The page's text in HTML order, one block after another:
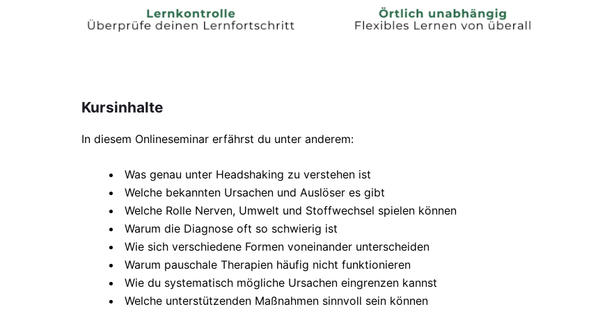
Kursinhalte
In diesem Onlineseminar erfährst du unter anderem:
Was genau unter Headshaking zu verstehen ist
Welche bekannten Ursachen und Auslöser es gibt
Welche Rolle Nerven, Umwelt und Stoffwechsel spielen können
Warum die Diagnose oft so schwierig ist
Wie sich verschiedene Formen voneinander unterscheiden
Warum pauschale Therapien häufig nicht funktionieren
Wie du systematisch mögliche Ursachen eingrenzen kannst
Welche unterstützenden Maßnahmen sinnvoll sein können